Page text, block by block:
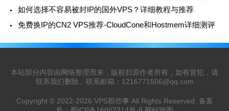
如何选择不容易被封IP的国外VPS？详细教程与推荐
免费换IP的CN2 VPS推荐-CloudCone和Hostmem详细测评
本站部分内容由网络整理而来，版权归原作者所有，如有冒犯，请
联系我们删除。联系邮箱： 1216771506@qq.com
Copyright © 2022-2026 VPS那些事 All Rights Reserved. 备案